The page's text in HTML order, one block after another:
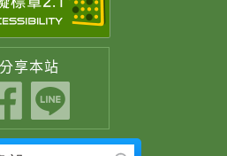
分享本站